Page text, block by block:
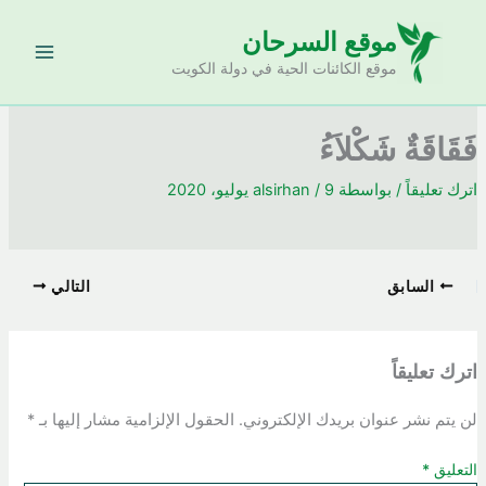
موقع السرحان
موقع الكائنات الحية في دولة الكويت
فَقَاقَةٌ شَكْلاَءُ
اترك تعليقاً / بواسطة alsirhan/ 9 يوليو، 2020
السابق التالي
اترك تعليقاً
لن يتم نشر عنوان بريدك الإلكتروني. الحقول الإلزامية مشار إليها بـ *
التعليق *